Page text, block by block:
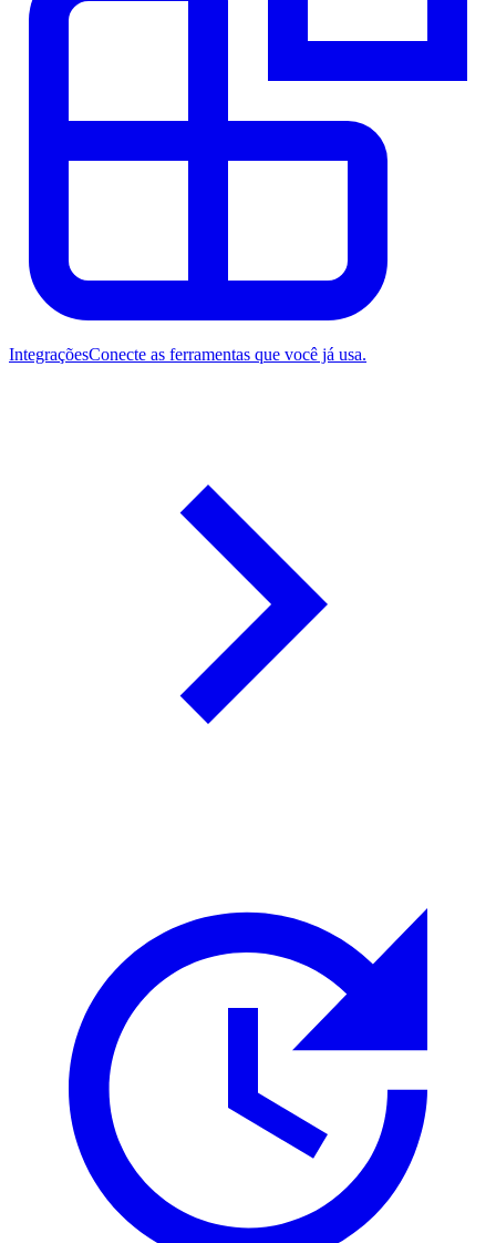
IntegraçõesConecte as ferramentas que você já usa.